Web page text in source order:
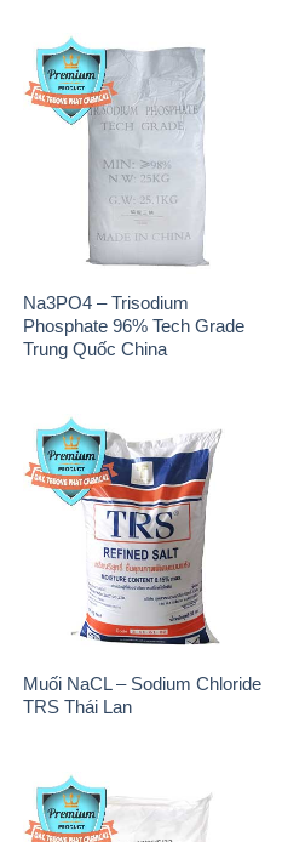
Na3PO4 – Trisodium
Phosphate 96% Tech Grade
Trung Quốc China
Muối NaCL – Sodium Chloride
TRS Thái Lan